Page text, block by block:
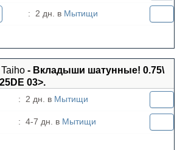
: 2 дн. в Мытищи
Taiho - Вкладыши шатунные! 0.75\
03>.
: 2 дн. в Мытищи
: 4-7 дн. в Мытищи